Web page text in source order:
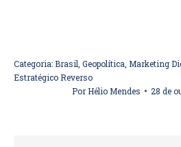
Categoria:Brasil Geopolítica Marketing
Estratégico Reverso
PorHélio Mendes 28 de